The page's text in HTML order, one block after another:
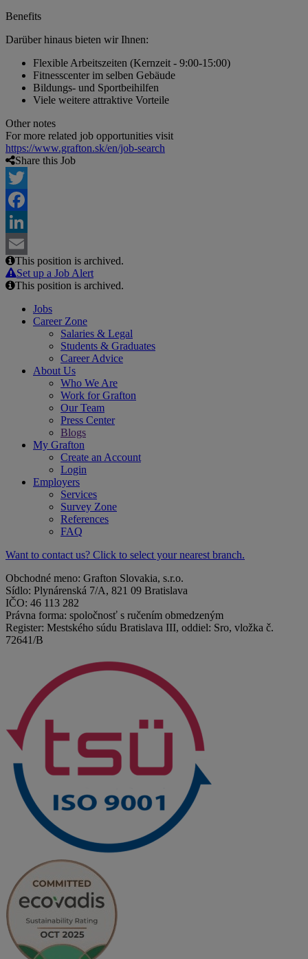
Benefits
Darüber hinaus bieten wir Ihnen:
Flexible Arbeitszeiten (Kernzeit - 9:00-15:00)
Fitnesscenter im selben Gebäude
Bildungs- und Sportbeihilfen
Viele weitere attraktive Vorteile
Other notes
For more related job opportunities visit
https://www.grafton.sk/en/job-search
Share this Job
Twitter
Facebook
LinkedIn
Email
This position is archived.
Set up a Job Alert
This position is archived.
Jobs
Career Zone
Salaries & Legal
Students & Graduates
Career Advice
About Us
Who We Are
Work for Grafton
Our Team
Press Center
Blogs
My Grafton
Create an Account
Login
Employers
Services
Survey Zone
References
FAQ
Want to contact us? Click to select your nearest branch.
Obchodné meno: Grafton Slovakia, s.r.o.
Sídlo: Plynárenská 7/A, 821 09 Bratislava
IČO: 46 113 282
Právna forma: spoločnosť s ručením obmedzeným
Register: Mestského súdu Bratislava III, oddiel: Sro, vložka č.
72641/B